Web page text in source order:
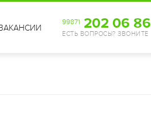
99871 202 06 86
ЕСТЬ ВОПРОСЫ? ЗВОНИТЕ